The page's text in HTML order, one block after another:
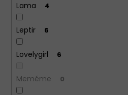
Lama 4
Leptir 6
Lovelygirl 6
Meméme 0